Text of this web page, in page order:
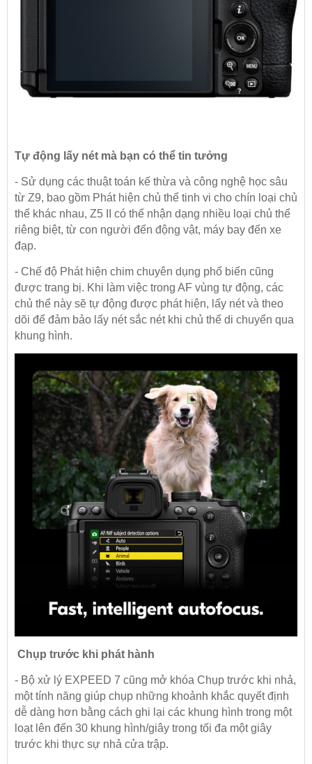
Tự động lấy nét mà bạn có thể tin tưởng
- Sử dụng các thuật toán kế thừa và công nghệ học sâu
từ Z9, bao gồm Phát hiện chủ thể tinh vi cho chín loại chủ
thể khác nhau, Z5 II có thể nhận dạng nhiều loại chủ thể
riêng biệt, từ con người đến động vật, máy bay đến xe
đạp.
- Chế độ Phát hiện chim chuyên dụng phổ biến cũng
được trang bị. Khi làm việc trong AF vùng tự động, các
chủ thể này sẽ tự động được phát hiện, lấy nét và theo
dõi để đảm bảo lấy nét sắc nét khi chủ thể di chuyển qua
khung hình.
Chụp trước khi phát hành
- Bộ xử lý EXPEED 7 cũng mở khóa Chụp trước khi nhả,
một tính năng giúp chụp những khoảnh khắc quyết định
dễ dàng hơn bằng cách ghi lại các khung hình trong một
loạt lên đến 30 khung hình/giây trong tối đa một giây
trước khi thực sự nhả cửa trập.